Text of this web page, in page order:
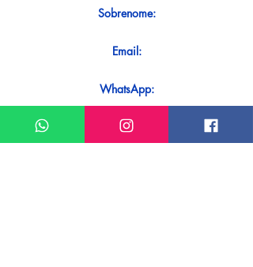
Sobrenome:
Email:
WhatsApp:
Mensagem: